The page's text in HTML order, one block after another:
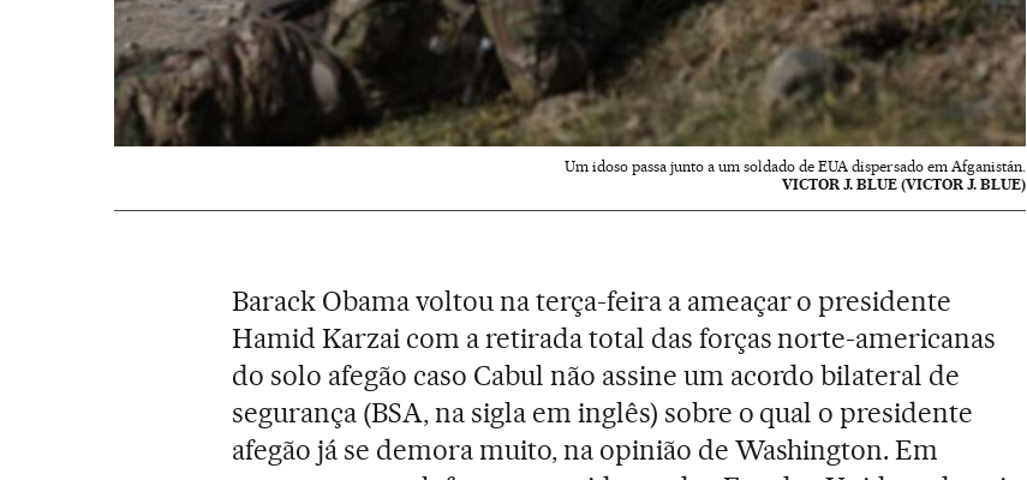
Um idoso passa junto a um soldado de EUA dispersado em Afganistán.
VICTOR J. BLUE (VICTOR J. BLUE)
Barack Obama voltou na terça-feira a ameaçar o presidente
Hamid Karzai com a retirada total das forças norte-americanas
do solo afegão caso Cabul não assine um acordo bilateral de
segurança (BSA, na sigla em inglês) sobre o qual o presidente
afegão já se demora muito, na opinião de Washington. Em